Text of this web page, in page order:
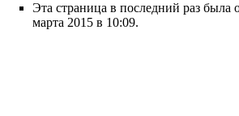
Эта страница в последний раз была
марта 2015 в 10:09.